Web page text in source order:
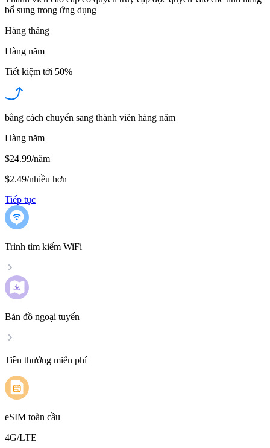
bổ sung trong ứng dụng
Hàng tháng
Hàng năm
Tiết kiệm tới 50%
bằng cách chuyển sang thành viên hàng năm
Hàng năm
$24.99/năm
$2.49/nhiều hơn
Tiếp tục
Trình tìm kiếm WiFi
Bản đồ ngoại tuyến
Tiền thưởng miễn phí
eSIM toàn cầu
4G/LTE